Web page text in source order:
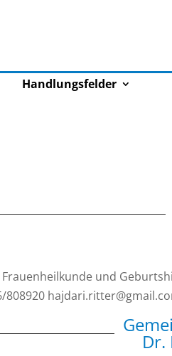
Handlungsfelder
und
808920
Dr.